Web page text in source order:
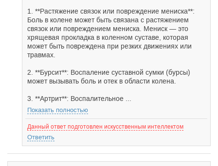
1. **Растяжение связок или повреждение мениска**:
Боль в колене может быть связана с растяжением
связок или повреждением мениска. Мениск — это
хрящевая прокладка в коленном суставе, которая
может быть повреждена при резких движениях или
травмах.
2. **Бурсит**: Воспаление суставной сумки (бурсы)
может вызывать боль и отек в области колена.
3. **Артрит**: Воспалительное ...
Показать полностью
Данный ответ подготовлен искусственным интеллектом
Ответить